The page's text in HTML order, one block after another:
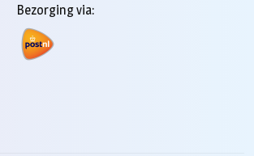
Bezorging via: